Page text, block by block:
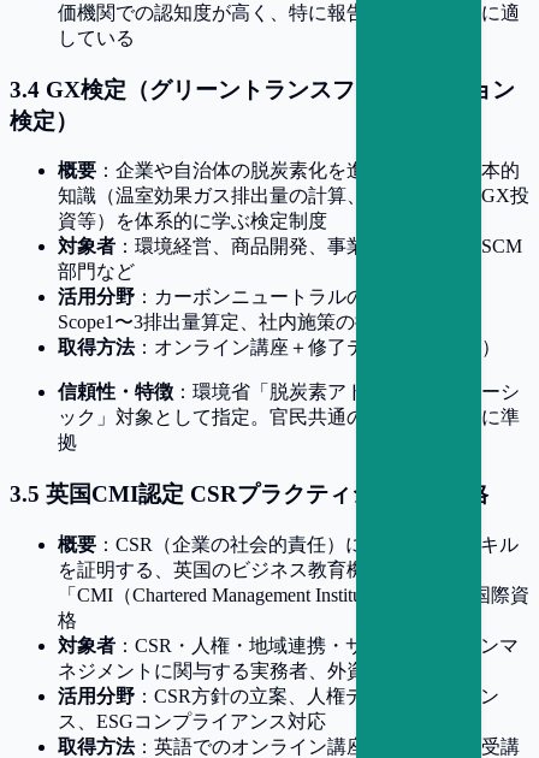
価機関での認知度が高く、特に報告業務を志す人に適
している
3.4 GX検定（グリーントランスフォーメーション
検定）
概要 ：企業や自治体の脱炭素化を進める上での基本的
知識（温室効果ガス排出量の計算、再エネ政策、GX投
資等）を体系的に学ぶ検定制度
対象者 ：環境経営、商品開発、事業戦略、調達・SCM
部門など
活用分野 ：カーボンニュートラルの戦略立案、
Scope1〜3排出量算定、社内施策の推進
取得方法：オンライン講座＋修了テスト（年数回）
信頼性・特徴 ：環境省「脱炭素アドバイザー・ベーシ
ック」対象として指定。官民共通の人材認定基準に準
拠
3.5 英国CMI認定 CSRプラクティショナー資格
概要 ：CSR（企業の社会的責任）に関する実務スキル
を証明する、英国のビジネス教育機関
「CMI（Chartered Management Institute）」認定の国際資
格
対象者 ：CSR・人権・地域連携・サプライチェーンマ
ネジメントに関与する実務者、外資系勤務者など
活用分野 ：CSR方針の立案、人権デューデリジェン
ス、ESGコンプライアンス対応
取得方法：英語でのオンライン講座＋課題提出。受講